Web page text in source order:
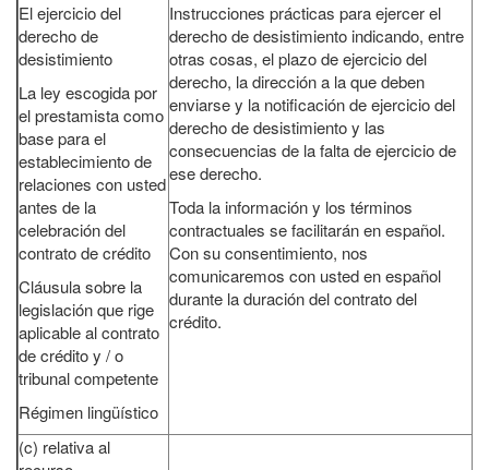
El ejercicio del
derecho de
desistimiento
La ley escogida por
el prestamista como
base para el
establecimiento de
relaciones con usted
antes de la
celebración del
contrato de crédito
Cláusula sobre la
legislación que rige
aplicable al contrato
de crédito y / o
tribunal competente
Régimen lingüístico
Instrucciones prácticas para ejercer el
derecho de desistimiento indicando, entre
otras cosas, el plazo de ejercicio del
derecho, la dirección a la que deben
enviarse y la notificación de ejercicio del
derecho de desistimiento y las
consecuencias de la falta de ejercicio de
ese derecho.
Toda la información y los términos
contractuales se facilitarán en español.
Con su consentimiento, nos
comunicaremos con usted en español
durante la duración del contrato del
crédito.
(c) relativa al